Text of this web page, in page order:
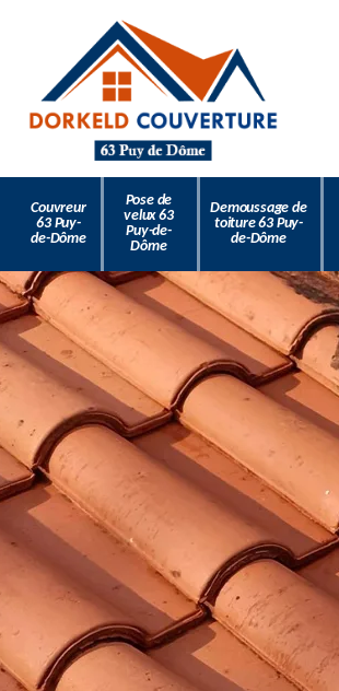
Couvreur
63 Puy-
de-Dôme
Pose de
velux 63
Puy-de-
Dôme
Demoussage de
toiture 63 Puy-
de-Dôme